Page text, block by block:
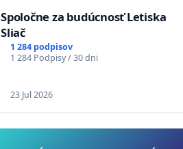
Spoločne za budúcnosť Letiska
Sliač
1 284 podpisov
1 284 Podpisy / 30 dni
23 Jul 2026